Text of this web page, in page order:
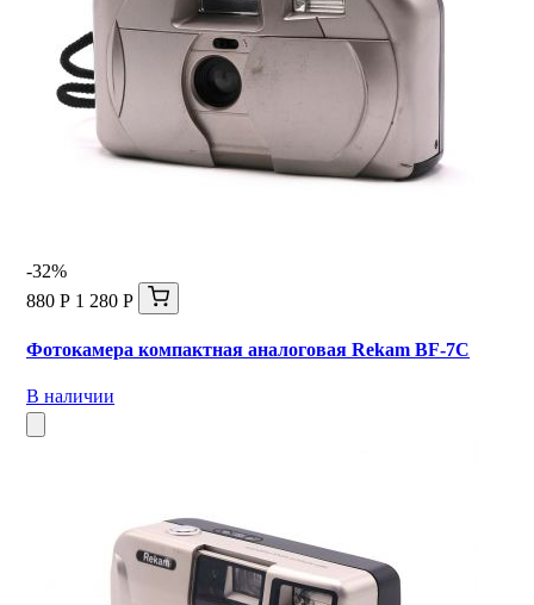
-32%
880 Р 1 280 Р
Фотокамера компактная аналоговая Rekam BF-7C
В наличии